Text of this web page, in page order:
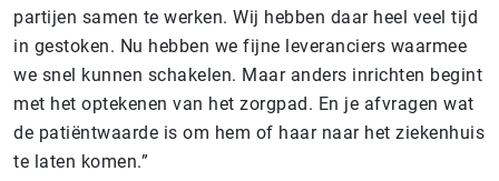
partijen samen te werken. Wij hebben daar heel veel tijd
in gestoken. Nu hebben we fijne leveranciers waarmee
we snel kunnen schakelen. Maar anders inrichten begint
met het optekenen van het zorgpad. En je afvragen wat
de patiëntwaarde is om hem of haar naar het ziekenhuis
te laten komen.”